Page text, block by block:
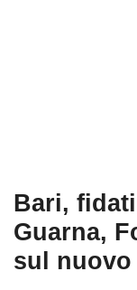
Bari,
Guarna,
sul